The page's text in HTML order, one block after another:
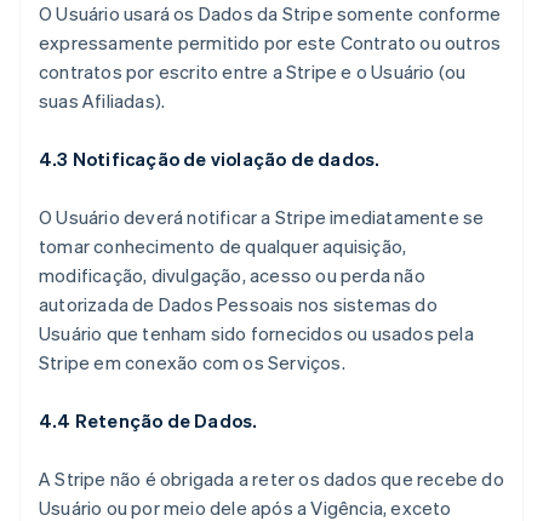
O Usuário usará os Dados da Stripe somente conforme
expressamente permitido por este Contrato ou outros
contratos por escrito entre a Stripe e o Usuário (ou
suas Afiliadas).
4.3 Notificação de violação de dados.
O Usuário deverá notificar a Stripe imediatamente se
tomar conhecimento de qualquer aquisição,
modificação, divulgação, acesso ou perda não
autorizada de Dados Pessoais nos sistemas do
Usuário que tenham sido fornecidos ou usados pela
Stripe em conexão com os Serviços.
4.4 Retenção de Dados.
A Stripe não é obrigada a reter os dados que recebe do
Usuário ou por meio dele após a Vigência, exceto